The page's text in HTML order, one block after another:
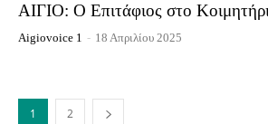
ΑΙΓΙΟ: Ο Επιτάφιος στο
Aigiovoice 1 - 18 Απριλίου 2025
1 2